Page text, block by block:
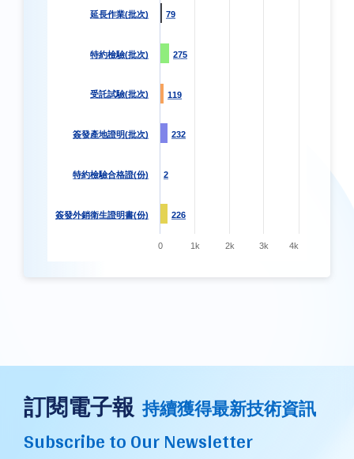
79
79
275
275
119
119
232
232
2
2
226
226
延長作業(批次)
特約檢驗(批次)
受託試驗(批次)
簽發產地證明(批次)
特約檢驗合格證(份)
簽發外銷衛生證明書(份)
0 1k 2k 3k 4k
訂閱電子報 持續獲得最新技術資訊
Subscribe to Our Newsletter